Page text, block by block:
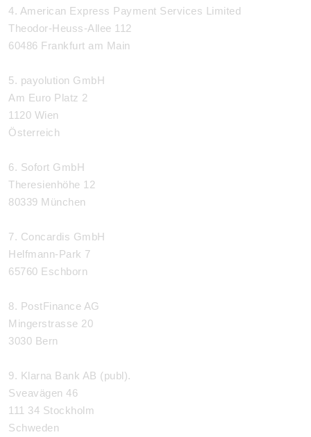
4. American Express Payment Services Limited
Theodor-Heuss-Allee 112
60486 Frankfurt am Main
5. payolution GmbH
Am Euro Platz 2
1120 Wien
Österreich
6. Sofort GmbH
Theresienhöhe 12
80339 München
7. Concardis GmbH
Helfmann-Park 7
65760 Eschborn
8. PostFinance AG
Mingerstrasse 20
3030 Bern
9. Klarna Bank AB (publ).
Sveavägen 46
111 34 Stockholm
Schweden